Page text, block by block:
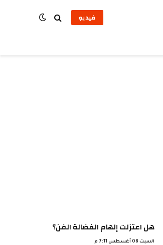
فيديو
هل اعتزلت إلهام الفضالة الفن؟
السبت 08 أغسطس 7:11 م